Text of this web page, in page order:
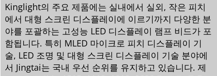
Kinglight의 주요 제품에는 실내에서 실외, 작은 피치
에서 대형 스크린 디스플레이에 이르기까지 다양한 분
야를 포괄하는 고성능 LED 디스플레이 램프 비드가 포
함됩니다. 특히 MLED 마이크로 피치 디스플레이 기
술, LED 조명 및 대형 스크린 디스플레이 기술 분야에
서 Jingtai는 국내 우선 순위를 유지하고 있습니다. 제